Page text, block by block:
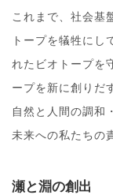
これまで、社会基
トープを犠牲にし
れたビオトープを
ープを新に創りだ
自然と人間の調和
未来への私たちの
瀬と淵の創出